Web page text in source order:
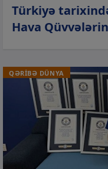
Türkiyə
Hava
QƏRİBƏ DÜNYA